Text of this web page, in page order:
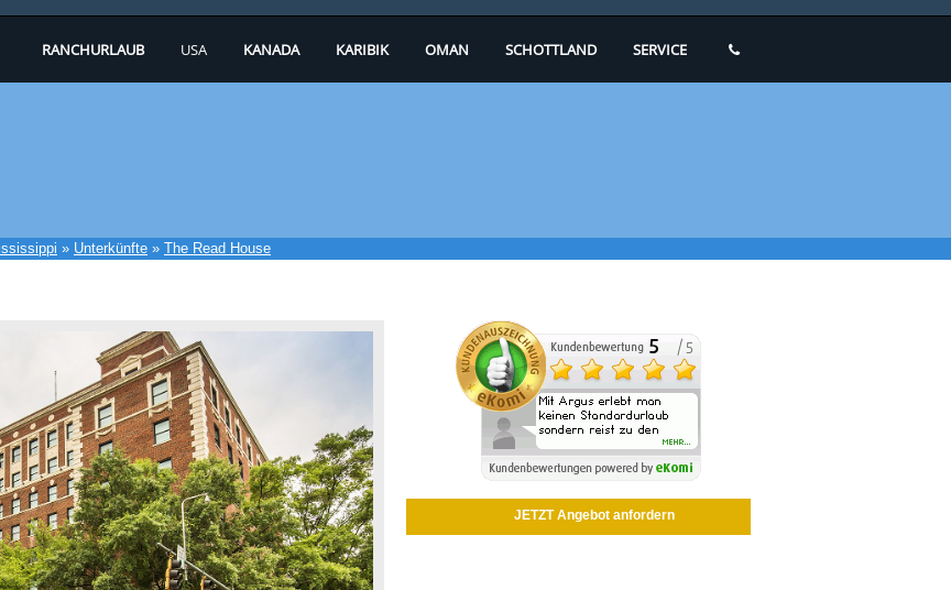
RANCHURLAUB USA KANADA KARIBIK OMAN SCHOTTLAND SERVICE
» Unterkünfte » The Read House
JETZT Angebot anfordern